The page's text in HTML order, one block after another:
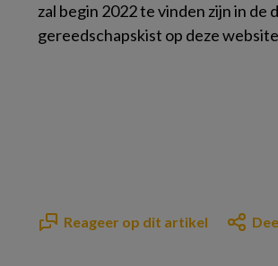
zal begin 2022 te vinden zijn in de
gereedschapskist op deze
Reageer op dit artikel